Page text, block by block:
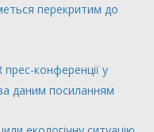
перекритим до
конференції у
даним посиланням